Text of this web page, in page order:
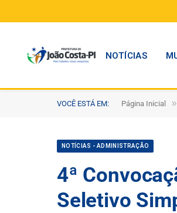
NOTÍCIAS
VOCÊ ESTÁ EM: Página Inicial »
NOTÍCIAS - ADMINISTRAÇÃO
4ª
Seletivo